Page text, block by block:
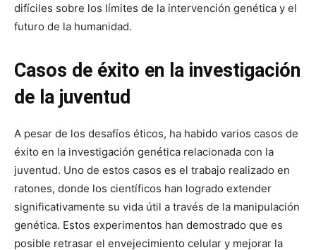
difíciles sobre los límites de la intervención genética y el
futuro de la humanidad.
Casos de éxito en la investigación
de la juventud
A pesar de los desafíos éticos, ha habido varios casos de
éxito en la investigación genética relacionada con la
juventud. Uno de estos casos es el trabajo realizado en
ratones, donde los científicos han logrado extender
significativamente su vida útil a través de la manipulación
genética. Estos experimentos han demostrado que es
posible retrasar el envejecimiento celular y mejorar la